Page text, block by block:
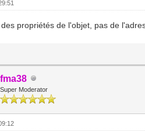
propriétés de l'objet, pas de
fma38
Super Moderator